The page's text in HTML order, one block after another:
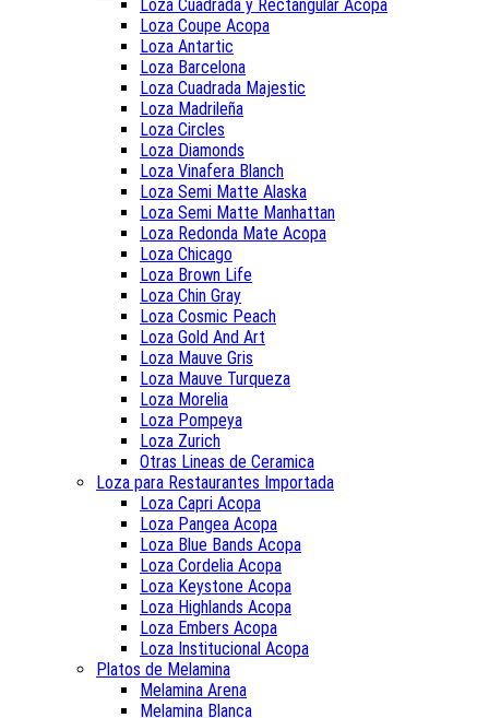
Loza Cuadrada y Rectangular Acopa
Loza Coupe Acopa
Loza Antartic
Loza Barcelona
Loza Cuadrada Majestic
Loza Madrileña
Loza Circles
Loza Diamonds
Loza Vinafera Blanch
Loza Semi Matte Alaska
Loza Semi Matte Manhattan
Loza Redonda Mate Acopa
Loza Chicago
Loza Brown Life
Loza Chin Gray
Loza Cosmic Peach
Loza Gold And Art
Loza Mauve Gris
Loza Mauve Turqueza
Loza Morelia
Loza Pompeya
Loza Zurich
Otras Lineas de Ceramica
Loza para Restaurantes Importada
Loza Capri Acopa
Loza Pangea Acopa
Loza Blue Bands Acopa
Loza Cordelia Acopa
Loza Keystone Acopa
Loza Highlands Acopa
Loza Embers Acopa
Loza Institucional Acopa
Platos de Melamina
Melamina Arena
Melamina Blanca